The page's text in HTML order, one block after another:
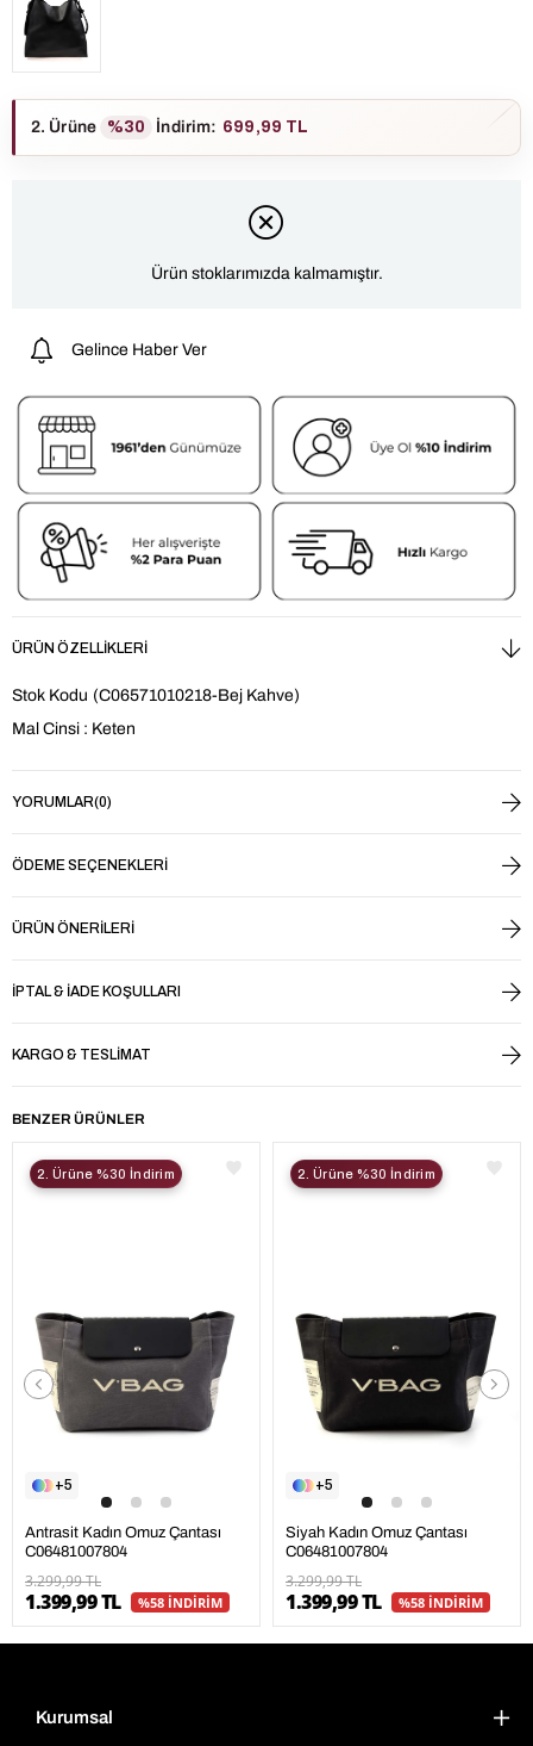
2. Ürüne %30 İndirim: 699,99 TL
Ürün stoklarımızda kalmamıştır.
Gelince Haber Ver
ÜRÜN ÖZELLIKLERI
Stok Kodu (C06571010218-Bej Kahve)
Mal Cinsi : Keten
YORUMLAR(0)
ÖDEME SEÇENEKLERI
ÜRÜN ÖNERILERI
İPTAL & İADE KOŞULLARI
KARGO & TESLIMAT
BENZER ÜRÜNLER
5
Antrasit Kadın Omuz Çantası
C06481007804
3.299,99 TL
1.399,99 TL %58 İNDİRİM
2. Ürüne %30 İndirim
5
Siyah Kadın Omuz Çantası
C06481007804
3.299,99 TL
1.399,99 TL %58 İNDİRİM
2. Ürüne %30 İndirim
Kurumsal